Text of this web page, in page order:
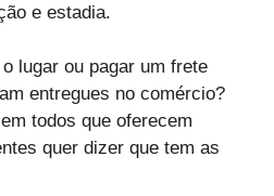
e estadia.
lugar ou pagar um frete
entregues no comércio?
todos que oferecem
quer dizer que tem as